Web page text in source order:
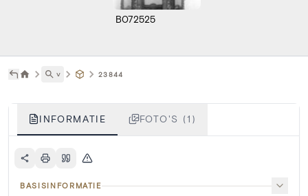
B072525
˅ 23844
INFORMATIE FOTO'S (1)
BASISINFORMATIE